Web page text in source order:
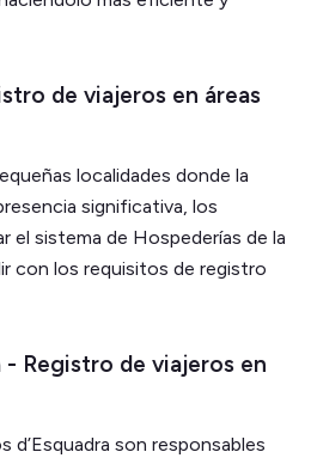
de viajeros en áreas
localidades donde la
significativa, los
el sistema de Hospederías de la
con los requisitos de registro
- Registro de viajeros en
d’Esquadra son responsables